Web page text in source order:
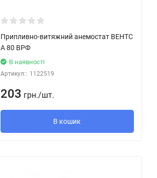
Припливно-витяжний анемостат ВЕНТС
А 80 ВРФ
В наявності
Артикул:: 1122519
203 грн./шт.
В кошик